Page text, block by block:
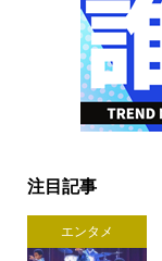
注目記事
エンタメ